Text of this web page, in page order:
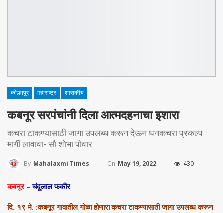
कोल्हापुर महाराष्ट्र शासकीय
कबनूर सरपंचांनी दिला आत्मदहनाचा इशारा
कचरा टाकण्यासाठी जागा उपलब्ध करून देऊन घनकचरा प्रकल्प
मार्गी लावावा- सौ शोभा पोवार
By Mahalaxmi Times On May 19, 2022 430
कबनूर–चंदुलाल फकीर
दि. १९ मे. :कबनूर गावातील गोळा होणारा कचरा टाकण्यासाठी जागा उपलब्ध करून